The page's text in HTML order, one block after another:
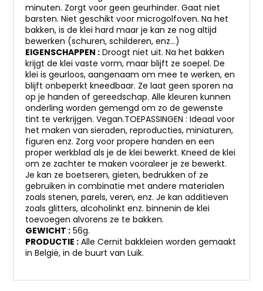
minuten. Zorgt voor geen geurhinder. Gaat niet
barsten. Niet geschikt voor microgolfoven. Na het
bakken, is de klei hard maar je kan ze nog altijd
bewerken (schuren, schilderen, enz…)
EIGENSCHAPPEN : Droogt niet uit. Na het bakken
krijgt de klei vaste vorm, maar blijft ze soepel. De
klei is geurloos, aangenaam om mee te werken, en
blijft onbeperkt kneedbaar. Ze laat geen sporen na
op je handen of gereedschap. Alle kleuren kunnen
onderling worden gemengd om zo de gewenste
tint te verkrijgen. Vegan.TOEPASSINGEN : Ideaal voor
het maken van sieraden, reproducties, miniaturen,
figuren enz. Zorg voor propere handen en een
proper werkblad als je de klei bewerkt. Kneed de klei
om ze zachter te maken vooraleer je ze bewerkt.
Je kan ze boetseren, gieten, bedrukken of ze
gebruiken in combinatie met andere materialen
zoals stenen, parels, veren, enz. Je kan additieven
zoals glitters, alcoholinkt enz. binnenin de klei
toevoegen alvorens ze te bakken.
GEWICHT : 56g.
PRODUCTIE : Alle Cernit bakkleien worden gemaakt
in België, in de buurt van Luik.